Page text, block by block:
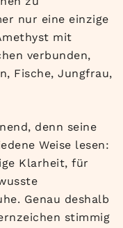
nur eine einzige
mit
verbunden,
Fische, Jungfrau,
denn seine
Weise lesen:
Klarheit, für
Genau deshalb
stimmig